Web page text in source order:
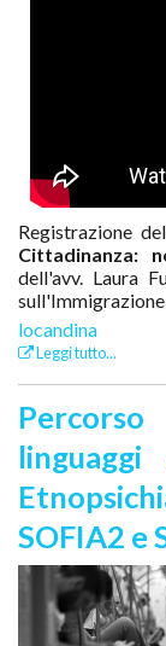
Registrazione
Cittadinanza:
dell'avv. Laura
locandina
Leggi tutto...
SOFIA2 e